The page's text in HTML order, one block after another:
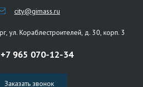
city@gimass.ru
ул. Кораблестроителей, д. 30, корп. 3
+7 965 070-12-34
Заказать звонок